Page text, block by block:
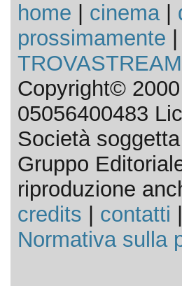
home cinema|
prossimamente
Copyright©
05056400483
Società
Gruppo
riproduzione
credits
contatti
Normativa sulla